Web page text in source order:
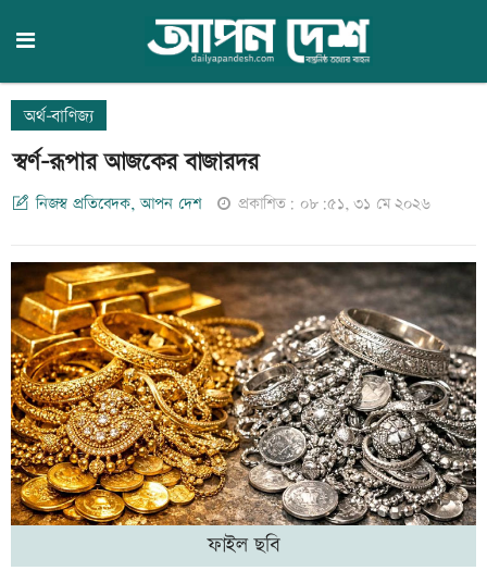
অর্থ-বাণিজ্য
স্বর্ণ-রূপার আজকের বাজারদর
নিজস্ব প্রতিবেদক, আপন দেশ প্রকাশিত: ০৮:৫১, ৩১ মে ২০২৬
ফাইল ছবি